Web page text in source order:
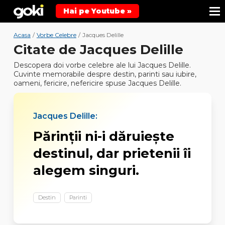
Hai pe Youtube »
Acasa / Vorbe Celebre / Jacques Delille
Citate de Jacques Delille
Descopera doi vorbe celebre ale lui Jacques Delille.
Cuvinte memorabile despre destin, parinti sau iubire,
oameni, fericire, nefericire spuse Jacques Delille.
Jacques Delille:
Părinţii ni-i dăruieşte
destinul, dar prietenii îi
alegem singuri.
Destin Parinti